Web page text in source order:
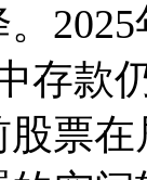
存款
票